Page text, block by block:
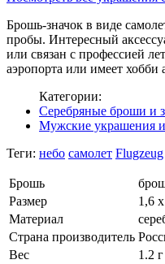
Брошь-значок в виде
пробы. Интересный
или связан с профессией
аэропорта или имеет хобби
Категории:
Серебряные броши и
Мужские украшения
Теги: небо самолет Flugzeug
Брошь
Размер
1,6
Материал
Страна производитель
Вес
1.2 г